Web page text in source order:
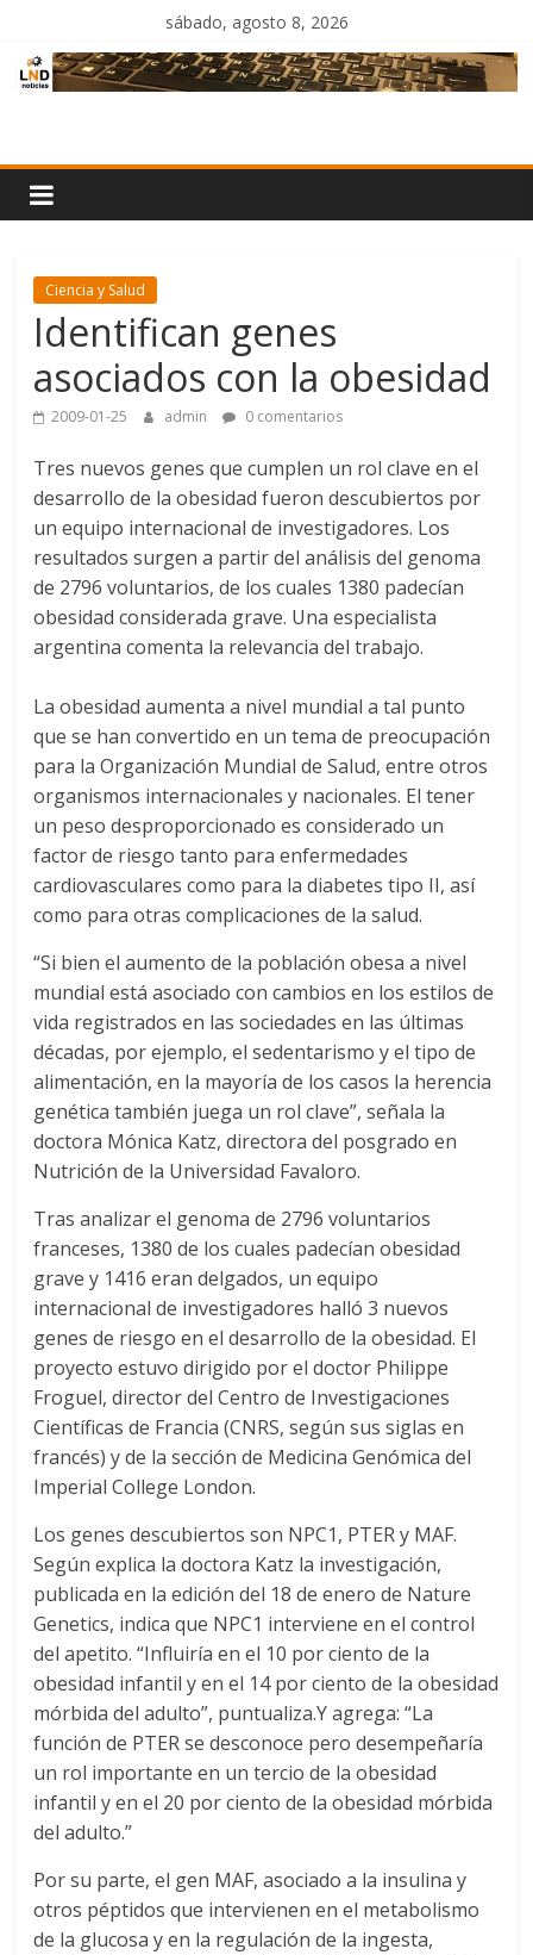
contenido
sábado, agosto 8, 2026
Noticias
Ciencia y Salud
Identifican genes
asociados con la obesidad
2009-01-25 admin 0 comentarios
Tres nuevos genes que cumplen un rol clave en el
desarrollo de la obesidad fueron descubiertos por
un equipo internacional de investigadores. Los
resultados surgen a partir del análisis del genoma
de 2796 voluntarios, de los cuales 1380 padecían
obesidad considerada grave. Una especialista
argentina comenta la relevancia del trabajo.
La obesidad aumenta a nivel mundial a tal punto
que se han convertido en un tema de preocupación
para la Organización Mundial de Salud, entre otros
organismos internacionales y nacionales. El tener
un peso desproporcionado es considerado un
factor de riesgo tanto para enfermedades
cardiovasculares como para la diabetes tipo II, así
como para otras complicaciones de la salud.
“Si bien el aumento de la población obesa a nivel
mundial está asociado con cambios en los estilos de
vida registrados en las sociedades en las últimas
décadas, por ejemplo, el sedentarismo y el tipo de
alimentación, en la mayoría de los casos la herencia
genética también juega un rol clave”, señala la
doctora Mónica Katz, directora del posgrado en
Nutrición de la Universidad Favaloro.
Tras analizar el genoma de 2796 voluntarios
franceses, 1380 de los cuales padecían obesidad
grave y 1416 eran delgados, un equipo
internacional de investigadores halló 3 nuevos
genes de riesgo en el desarrollo de la obesidad. El
proyecto estuvo dirigido por el doctor Philippe
Froguel, director del Centro de Investigaciones
Científicas de Francia (CNRS, según sus siglas en
francés) y de la sección de Medicina Genómica del
Imperial College London.
Los genes descubiertos son NPC1, PTER y MAF.
Según explica la doctora Katz la investigación,
publicada en la edición del 18 de enero de Nature
Genetics, indica que NPC1 interviene en el control
del apetito. “Influiría en el 10 por ciento de la
obesidad infantil y en el 14 por ciento de la obesidad
mórbida del adulto”, puntualiza.Y agrega: “La
función de PTER se desconoce pero desempeñaría
un rol importante en un tercio de la obesidad
infantil y en el 20 por ciento de la obesidad mórbida
del adulto.”
Por su parte, el gen MAF, asociado a la insulina y
otros péptidos que intervienen en el metabolismo
de la glucosa y en la regulación de la ingesta,